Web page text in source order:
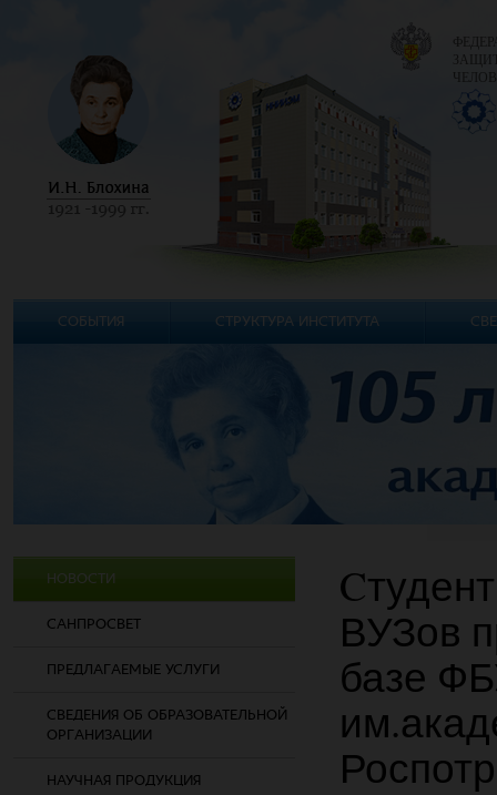
НОВОСТИ
САНПРОСВЕТ
ПРЕДЛАГАЕМЫЕ УСЛУГИ
СВЕДЕНИЯ ОБ ОБРАЗОВАТЕЛЬНОЙ
ОРГАНИЗАЦИИ
НАУЧНАЯ ПРОДУКЦИЯ
ВУЗов
базе
СОБЫТИЯ СТРУКТУРА ИНСТИТУТА